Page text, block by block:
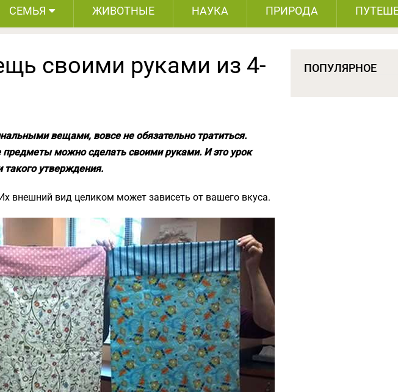
СЕМЬЯ ЖИВОТНЫЕ НАУКА ПРИРОДА
своими руками из 4-
вещами, вовсе не обязательно тратиться.
можно сделать своими руками. И это урок
такого утверждения.
внешний вид целиком может зависеть от вашего вкуса.
ПОПУЛЯРНОЕ